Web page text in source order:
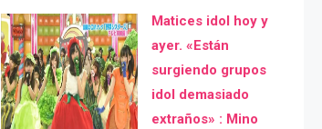
Matices idol hoy y
ayer. «Están
surgiendo grupos
idol demasiado
extraños» : Mino